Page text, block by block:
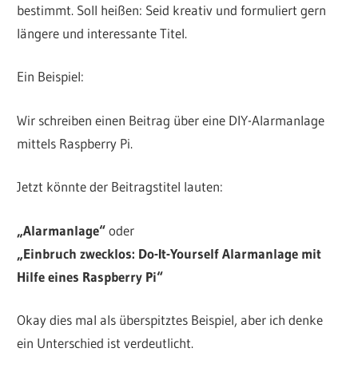
bestimmt. Soll heißen: Seid kreativ und formuliert gern
längere und interessante Titel.
Ein Beispiel:
Wir schreiben einen Beitrag über eine DIY-Alarmanlage
mittels Raspberry Pi.
Jetzt könnte der Beitragstitel lauten:
„Alarmanlage“oder
„Einbruch zwecklos: Do-It-Yourself Alarmanlage mit
Hilfe eines Raspberry Pi“
Okay dies mal als überspitztes Beispiel, aber ich denke
ein Unterschied ist verdeutlicht.